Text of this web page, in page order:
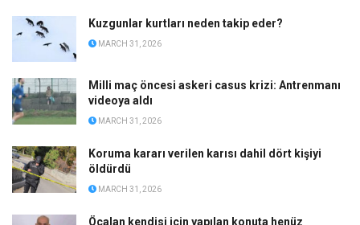
Kuzgunlar kurtları neden takip eder?
MARCH 31, 2026
Milli maç öncesi askeri casus krizi: Antrenmanı
videoya aldı
MARCH 31, 2026
Koruma kararı verilen karısı dahil dört kişiyi
öldürdü
MARCH 31, 2026
Öcalan kendisi için yapılan konuta henüz